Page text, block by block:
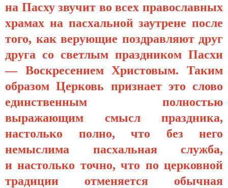
на Пасху звучит во всех православных
храмах на пасхальной заутрене после
того, как верующие поздравляют друг
друга со светлым праздником Пасхи
— Воскресением Христовым. Таким
образом Церковь признает это слово
единственным полностью
выражающим смысл праздника,
настолько полно, что без него
немыслима пасхальная служба,
и настолько точно, что по церковной
традиции отменяется обычная